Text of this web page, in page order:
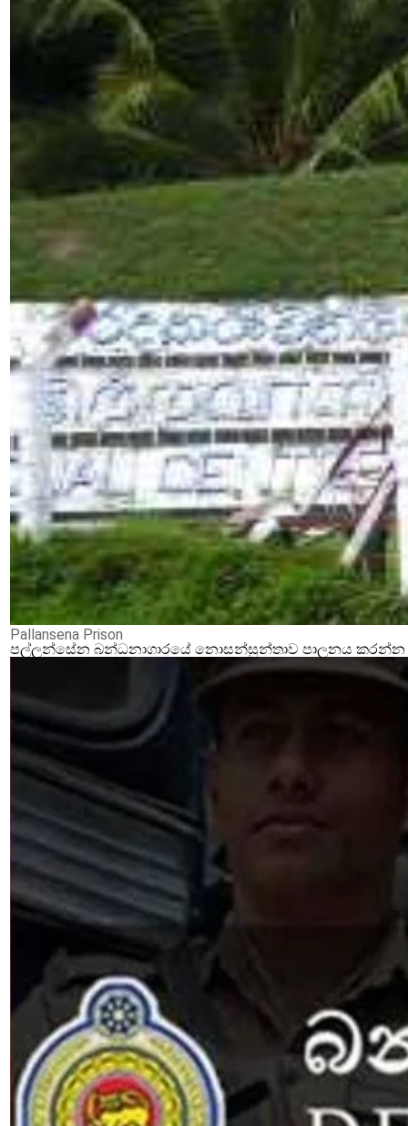
Pallansena Prison
පල්ලන්සේන බන්ධනාගාරයේ නොසන්සුන්තාව පාලනය කරන්න